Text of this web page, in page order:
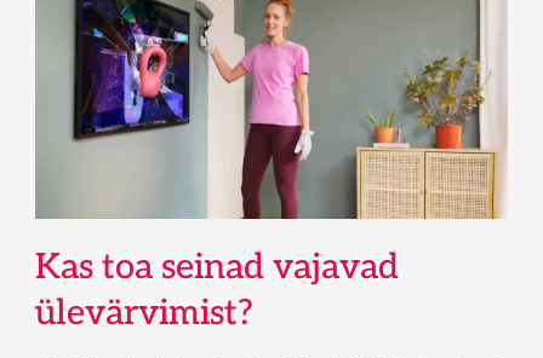
Kas toa seinad vajavad
ülevärvimist?